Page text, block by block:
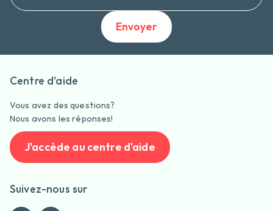
Envoyer
Centre d'aide
Vous avez des questions?
Nous avons les réponses!
J'accède au centre d'aide
Suivez-nous sur